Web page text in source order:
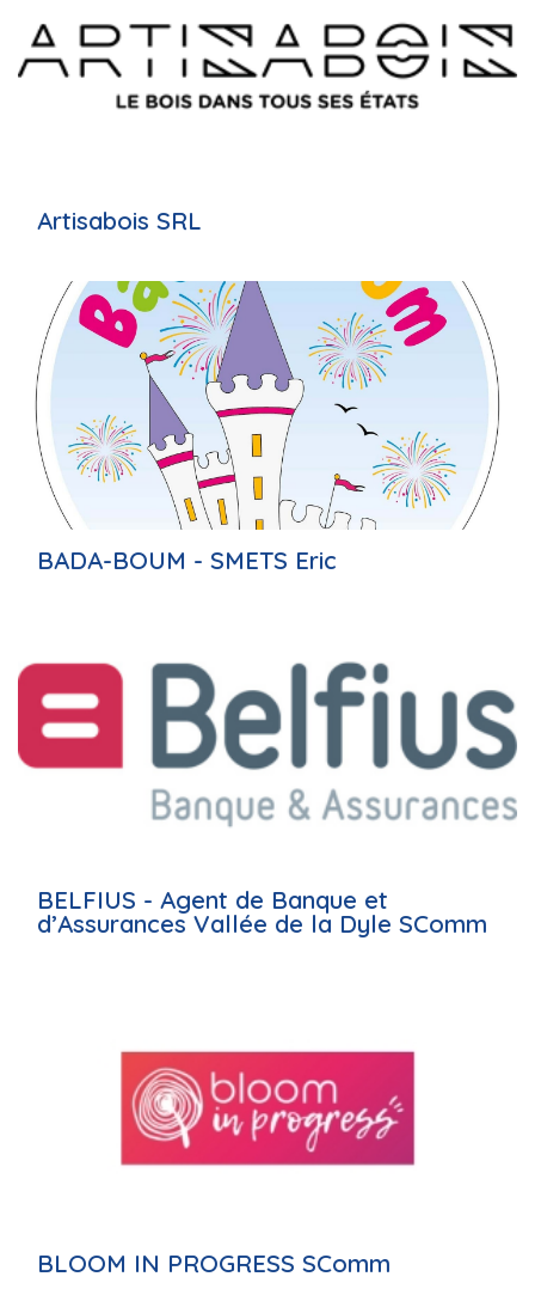
Artisabois SRL
BADA-BOUM - SMETS Eric
BELFIUS - Agent de Banque et
d’Assurances Vallée de la Dyle SComm
BLOOM IN PROGRESS SComm